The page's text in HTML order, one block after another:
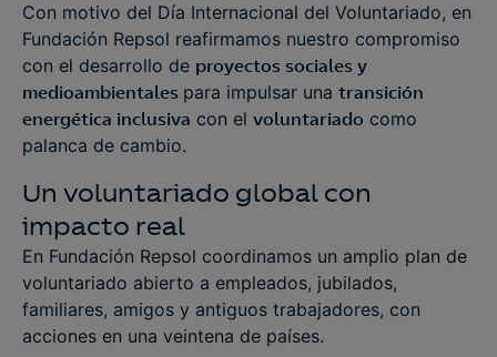
Con motivo del Día Internacional del Voluntariado, en
Fundación Repsol reafirmamos nuestro compromiso
con el desarrollo de proyectos sociales y
medioambientales para impulsar una transición
energética inclusiva con el voluntariado como
palanca de cambio.
Un voluntariado global con
impacto real
En Fundación Repsol coordinamos un amplio plan de
voluntariado abierto a empleados, jubilados,
familiares, amigos y antiguos trabajadores, con
acciones en una veintena de países.